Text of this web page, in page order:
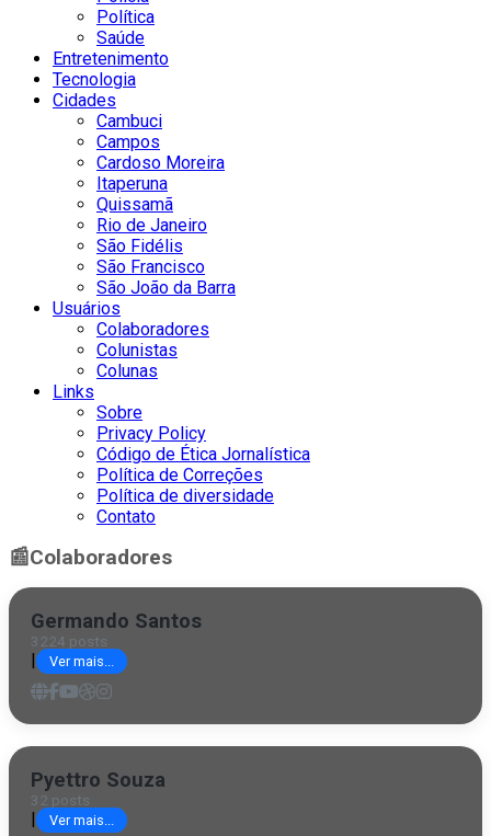
Política
Saúde
Entretenimento
Tecnologia
Cidades
Cambuci
Campos
Cardoso Moreira
Itaperuna
Quissamã
Rio de Janeiro
São Fidélis
São Francisco
São João da Barra
Usuários
Colaboradores
Colunistas
Colunas
Links
Sobre
Privacy Policy
Código de Ética Jornalística
Política de Correções
Política de diversidade
Contato
📰Colaboradores
Germando Santos
3224 posts
Ver mais...
Pyettro Souza
32 posts
Ver mais...